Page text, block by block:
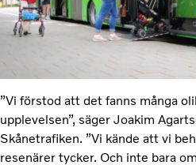
”Vi förstod att det fanns många
upplevelsen”, säger Joakim
Skånetrafiken. ”Vi kände att vi
resenärer tycker. Och inte bara